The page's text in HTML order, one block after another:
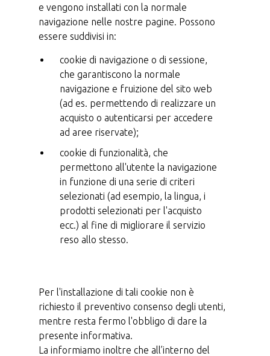
e vengono installati con la normale
navigazione nelle nostre pagine. Possono
essere suddivisi in:
cookie di navigazione o di sessione,
che garantiscono la normale
navigazione e fruizione del sito web
(ad es. permettendo di realizzare un
acquisto o autenticarsi per accedere
ad aree riservate);
cookie di funzionalità, che
permettono all'utente la navigazione
in funzione di una serie di criteri
selezionati (ad esempio, la lingua, i
prodotti selezionati per l'acquisto
ecc.) al fine di migliorare il servizio
reso allo stesso.
Per l'installazione di tali cookie non è
richiesto il preventivo consenso degli utenti,
mentre resta fermo l'obbligo di dare la
presente informativa.
La informiamo inoltre che all’interno del